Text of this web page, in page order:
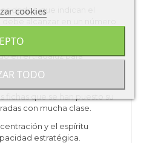
dados, que indican el
y lograr el
en el tragaluz para
fichas que se han puesto su
con mucha clase.
y el espíritu
estratégica.
cookies
TODO